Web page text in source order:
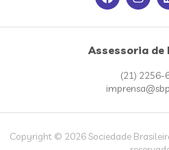
Assessoria de
(21) 2256-
Copyright © 2026 Sociedade